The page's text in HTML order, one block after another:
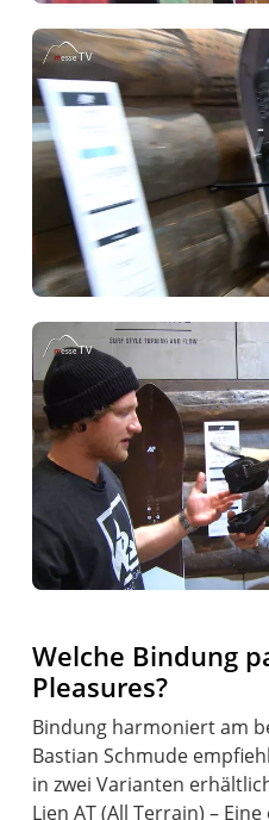
Welche Bindung
Pleasures?
Bindung harmoniert am
Bastian Schmude
in zwei Varianten
Lien AT (All Terrain) –